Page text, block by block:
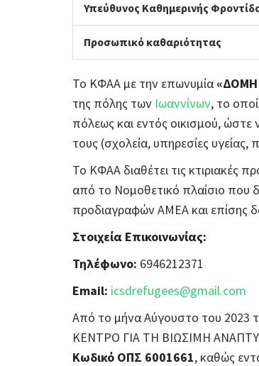
Υπεύθυνος Καθημερινής
Προσωπικό καθαριότητας
Το ΚΦΑΑ με την επωνυμία«ΔΟΜΗ
της πόλης των Ιωαννίνων, το
πόλεως και εντός οικισμού,
τους (σχολεία, υπηρεσίες υγείας,
Το ΚΦΑΑ διαθέτει τις κτιριακές
από το Νομοθετικό πλαίσιο που
προδιαγραφών ΑΜΕΑ και επίσης
Στοιχεία Επικοινωνίας:
Τηλέφωνο: 6946212371
Email: icsdrefugees@gmail.com
Από το μήνα Αύγουστο του 2023
ΚΕΝΤΡΟ ΓΙΑ ΤΗ ΒΙΩΣΙΜΗ
Κωδικό ΟΠΣ 6001661, καθώς